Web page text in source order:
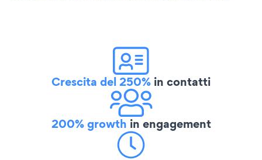
Crescita del 250% in contatti
200% growth in engagement